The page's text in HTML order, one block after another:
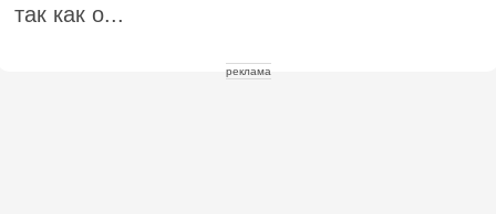
так как о...
реклама